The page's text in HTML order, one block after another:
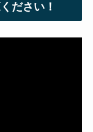
ださい！